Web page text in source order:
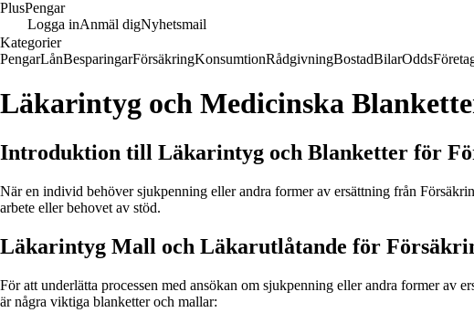
PlusPengar
Logga inAnmäl digNyhetsmail
Kategorier
PengarLånBesparingarFörsäkringKonsumtionRådgivningBostadBilarOdds
Läkarintyg och Medicinska
Introduktion till Läkarintyg och Blanketter för
När en individ behöver sjukpenning eller andra former av ersättning från
arbete eller behovet av stöd.
Läkarintyg Mall och Läkarutlåtande för
För att underlätta processen med ansökan om sjukpenning eller andra former av
är några viktiga blanketter och mallar: